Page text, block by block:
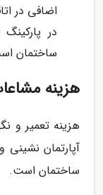
اضافی در
در
ساختمان
هزینه
هزینه تعمیر و
آپارتمان
ساختمان است.